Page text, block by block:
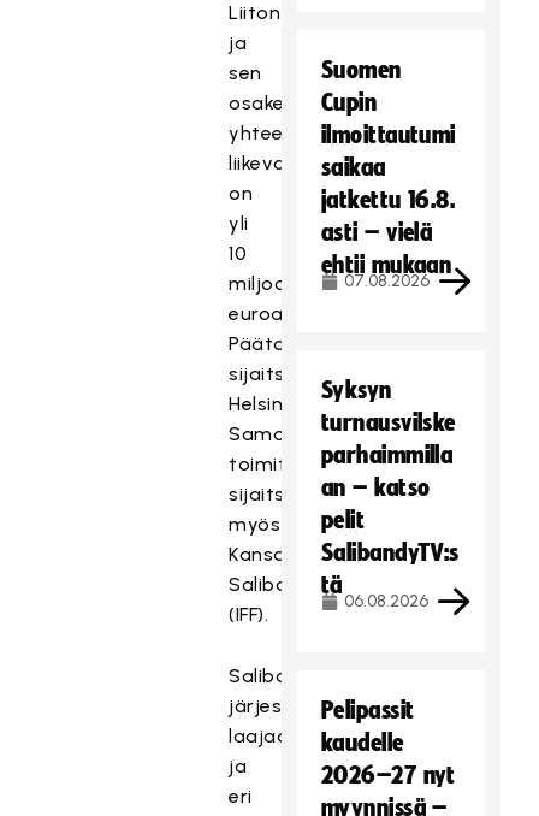
Liiton
ja
sen
osakeyhtiön
yhteenlaskettu
liikevaihto
on
yli
10
miljoonaa
euroa.
Päätoimipisteemme
sijaitsee
Helsingissä.
Samoissa
toimitiloissa
sijaitsee
myös
Kansainvälinen
Salibandyliitto
(IFF).
Salibandyliitto
järjestää
laajaa
ja
eri
Suomen
Cupin
ilmoittautumi
saikaa
jatkettu 16.8.
asti – vielä
ehtii mukaan
07.08.2026
Syksyn
turnausvilske
parhaimmilla
an – katso
pelit
SalibandyTV:s
tä
06.08.2026
Pelipassit
kaudelle
2026–27 nyt
myynnissä –